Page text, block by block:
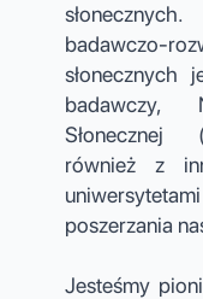
badawczo-
słonecznych
badawczy,
Słonecznej
również z
poszerzania
Jesteśmy